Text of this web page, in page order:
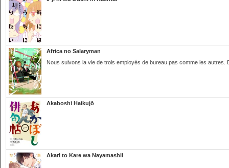
Africa no Salaryman
Nous suivons la vie de trois employés de bureau pas comme les
Akaboshi Haikujō
Akari to Kare wa Nayamashii